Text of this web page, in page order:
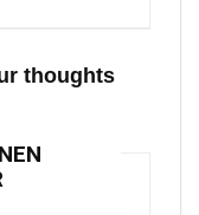
thoughts